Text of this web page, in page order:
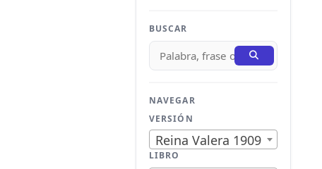
BUSCAR
NAVEGAR
VERSIÓN
Reina Valera 1909
LIBRO